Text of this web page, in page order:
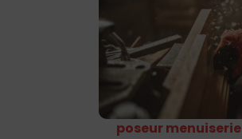
poseur menuiserie